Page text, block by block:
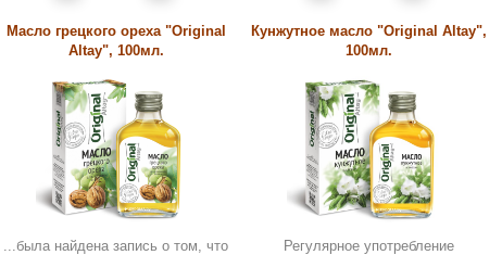
Масло грецкого ореха "Original
Altay", 100мл.
...была найдена запись о том, что
Кунжутное масло "Original Altay",
100мл.
Регулярное употребление